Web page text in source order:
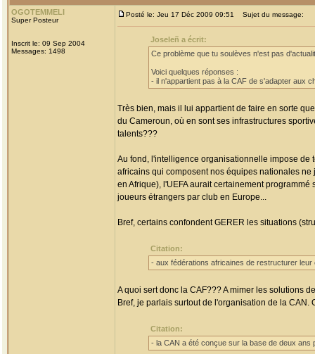
OGOTEMMELI
Super Posteur
Inscrit le: 09 Sep 2004
Messages: 1498
Posté le: Jeu 17 Déc 2009 09:51 Sujet du message:
Joseleñ a écrit:
Ce problème que tu soulèves n'est pas
Voici quelques réponses :
- il n'appartient pas à la CAF de s'adapter aux
Très bien, mais il lui appartient de faire en sorte
du Cameroun, où en sont ses infrastructures
talents???
Au fond, l'intelligence organisationnelle impose de
africains qui composent nos équipes nationales
en Afrique), l'UEFA aurait certainement
joueurs étrangers par club en Europe...
Bref, certains confondent GERER les situations
Citation:
- aux fédérations africaines de restructurer
A quoi sert donc la CAF??? A mimer les solutions
Bref, je parlais surtout de l'organisation de la
Citation:
- la CAN a été conçue sur la base de deux